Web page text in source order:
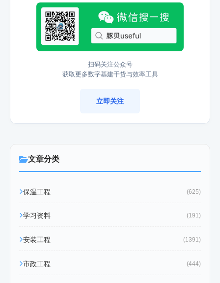
扫码关注公众号
获取更多数字基建干货与效率工具
立即关注
文章分类
保温工程 (625)
学习资料 (191)
安装工程 (1391)
市政工程 (444)